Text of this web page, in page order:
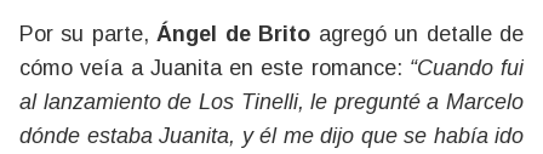
Por su parte, Ángel de Brito agregó un detalle de
cómo veía a Juanita en este romance: “Cuando fui
al lanzamiento de Los Tinelli, le pregunté a Marcelo
dónde estaba Juanita, y él me dijo que se había ido